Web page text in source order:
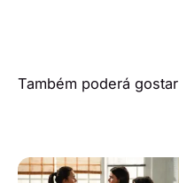
Também poderá gostar